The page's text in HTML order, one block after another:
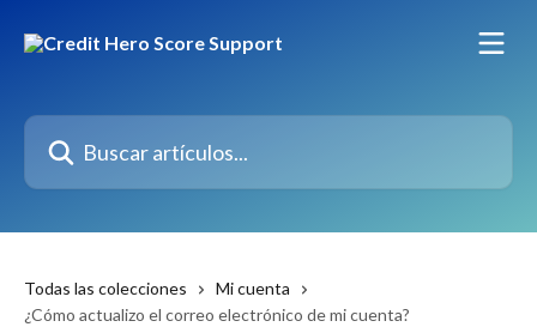
Buscar artículos...
Todas las colecciones
Mi cuenta
¿Cómo actualizo el correo electrónico de mi cuenta?